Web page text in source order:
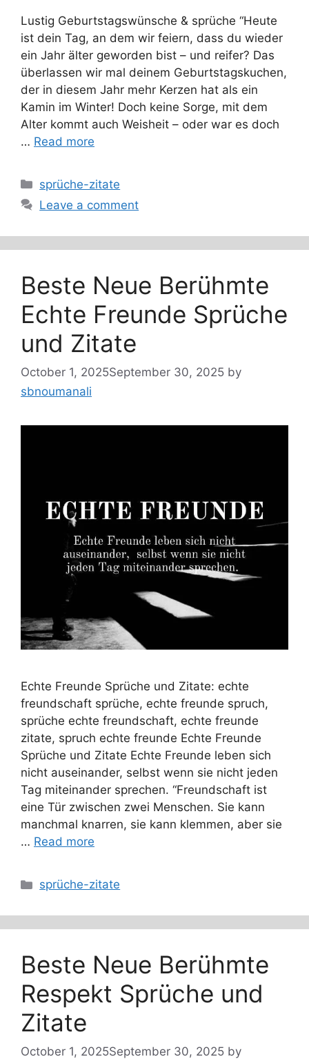
Lustig Geburtstagswünsche & sprüche “Heute
ist dein Tag, an dem wir feiern, dass du wieder
ein Jahr älter geworden bist – und reifer? Das
überlassen wir mal deinem Geburtstagskuchen,
der in diesem Jahr mehr Kerzen hat als ein
Kamin im Winter! Doch keine Sorge, mit dem
Alter kommt auch Weisheit – oder war es doch
… Read more
Categories
sprüche-zitate
Leave a comment
Beste Neue Berühmte
Echte Freunde Sprüche
und Zitate
October 1, 2025September 30, 2025 by
sbnoumanali
Echte Freunde Sprüche und Zitate: echte
freundschaft sprüche, echte freunde spruch,
sprüche echte freundschaft, echte freunde
zitate, spruch echte freunde Echte Freunde
Sprüche und Zitate Echte Freunde leben sich
nicht auseinander, selbst wenn sie nicht jeden
Tag miteinander sprechen. “Freundschaft ist
eine Tür zwischen zwei Menschen. Sie kann
manchmal knarren, sie kann klemmen, aber sie
… Read more
Categories
sprüche-zitate
Beste Neue Berühmte
Respekt Sprüche und
Zitate
October 1, 2025September 30, 2025 by